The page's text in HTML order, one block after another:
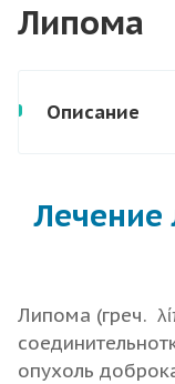
Липома
Описание
Лечение
Липома (греч.
опухоль